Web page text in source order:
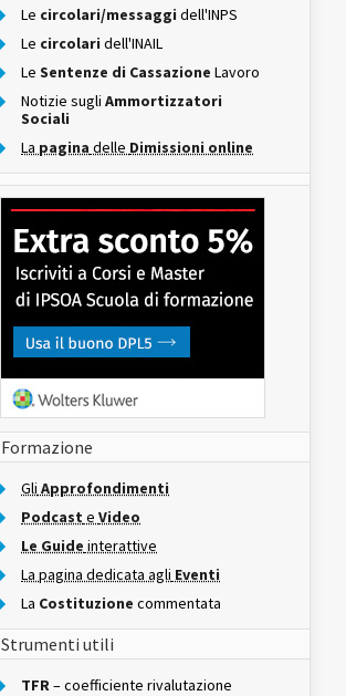
Le circolari/messaggi dell'INPS
Le circolari dell'INAIL
Le Sentenze di Cassazione Lavoro
Notizie sugli Ammortizzatori
Sociali
La pagina delle Dimissioni online
Formazione
Gli Approfondimenti
Podcast e Video
Le Guide interattive
La pagina dedicata agli Eventi
La Costituzione commentata
Strumenti utili
TFR– coefficiente rivalutazione